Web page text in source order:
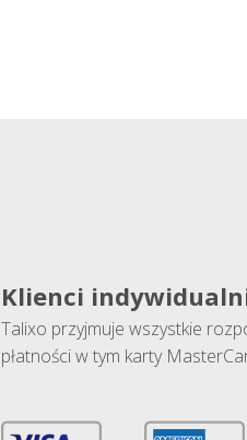
Klienci
Talixo przyjmuje wszystkie
płatności w tym karty